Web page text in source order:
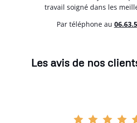
travail soigné dans les
Par téléphone au
Les avis de nos